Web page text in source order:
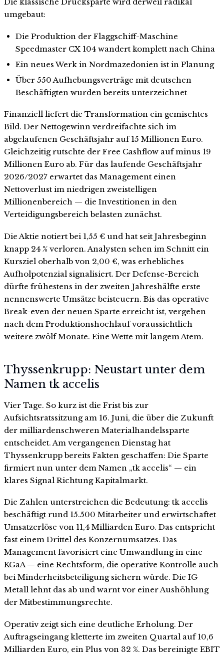
umgebaut:
Die Produktion der Flaggschiff-Maschine
Speedmaster CX 104 wandert komplett nach China
Ein neues Werk in Nordmazedonien ist in Planung
Über 550 Aufhebungsverträge mit deutschen
Beschäftigten wurden bereits unterzeichnet
Finanziell liefert die Transformation ein gemischtes
Bild. Der Nettogewinn verdreifachte sich im
abgelaufenen Geschäftsjahr auf 15 Millionen Euro.
Gleichzeitig rutschte der Free Cashflow auf minus 19
Millionen Euro ab. Für das laufende Geschäftsjahr
2026/2027 erwartet das Management einen
Nettoverlust im niedrigen zweistelligen
Millionenbereich — die Investitionen in den
Verteidigungsbereich belasten zunächst.
Die Aktie notiert bei 1,55 € und hat seit Jahresbeginn
knapp 24 % verloren. Analysten sehen im Schnitt ein
Kursziel oberhalb von 2,00 €, was erhebliches
Aufholpotenzial signalisiert. Der Defense-Bereich
dürfte frühestens in der zweiten Jahreshälfte erste
nennenswerte Umsätze beisteuern. Bis das operative
Break-even der neuen Sparte erreicht ist, vergehen
nach dem Produktionshochlauf voraussichtlich
weitere zwölf Monate. Eine Wette mit langem Atem.
Thyssenkrupp: Neustart unter dem
Namen tk accelis
Vier Tage. So kurz ist die Frist bis zur
Aufsichtsratssitzung am 16. Juni, die über die Zukunft
der milliardenschweren Materialhandelssparte
entscheidet. Am vergangenen Dienstag hat
Thyssenkrupp bereits Fakten geschaffen: Die Sparte
firmiert nun unter dem Namen „tk accelis“ — ein
klares Signal Richtung Kapitalmarkt.
Die Zahlen unterstreichen die Bedeutung: tk accelis
beschäftigt rund 15.500 Mitarbeiter und erwirtschaftet
Umsatzerlöse von 11,4 Milliarden Euro. Das entspricht
fast einem Drittel des Konzernumsatzes. Das
Management favorisiert eine Umwandlung in eine
KGaA — eine Rechtsform, die operative Kontrolle auch
bei Minderheitsbeteiligung sichern würde. Die IG
Metall lehnt das ab und warnt vor einer Aushöhlung
der Mitbestimmungsrechte.
Operativ zeigt sich eine deutliche Erholung. Der
Auftragseingang kletterte im zweiten Quartal auf 10,6
Milliarden Euro, ein Plus von 32 %. Das bereinigte EBIT